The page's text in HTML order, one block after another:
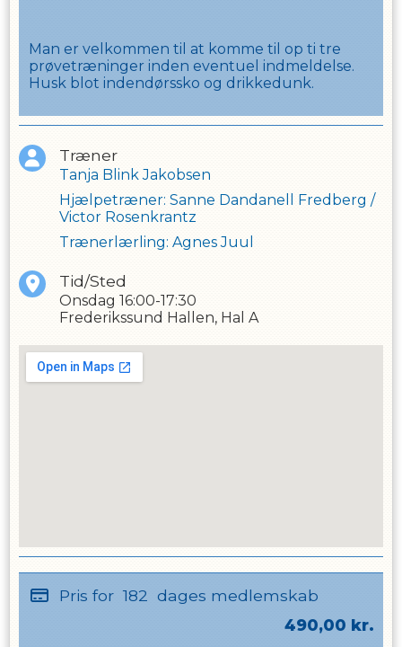
Man er velkommen til at komme til op ti tre
prøvetræninger inden eventuel indmeldelse.
Husk blot indendørssko og drikkedunk.
Træner
Tanja Blink Jakobsen
Hjælpetræner: Sanne Dandanell Fredberg /
Victor Rosenkrantz
Trænerlærling: Agnes Juul
Tid/Sted
Onsdag 16:00-17:30
Frederikssund Hallen, Hal A
Pris for 182 dages medlemskab
490,00 kr.